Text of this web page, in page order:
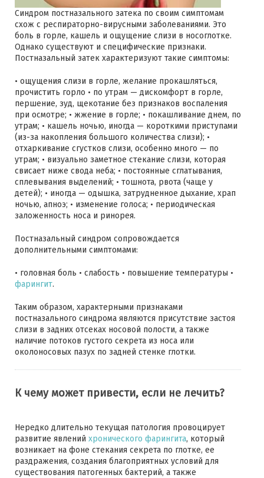
Синдром постназального затека по своим симптомам
схож с респираторно-вирусными заболеваниями. Это
боль в горле, кашель и ощущение слизи в носоглотке.
Однако существуют и специфические признаки.
Постназальный затек характеризуют такие симптомы:
• ощущения слизи в горле, желание прокашляться,
прочистить горло • по утрам — дискомфорт в горле,
першение, зуд, щекотание без признаков воспаления
при осмотре; • жжение в горле; • покашливание днем, по
утрам; • кашель ночью, иногда — короткими приступами
(из-за накопления большого количества слизи); •
отхаркивание сгустков слизи, особенно много — по
утрам; • визуально заметное стекание слизи, которая
свисает ниже свода неба; • постоянные сглатывания,
сплевывания выделений; • тошнота, рвота (чаще у
детей); • иногда — одышка, затрудненное дыхание, храп
ночью, апноэ; • изменение голоса; • периодическая
заложенность носа и ринорея.
Постназальный синдром сопровождается
дополнительными симптомами:
• головная боль • слабость • повышение температуры •
фарингит.
Таким образом, характерными признаками
постназального синдрома являются присутствие застоя
слизи в задних отсеках носовой полости, а также
наличие потоков густого секрета из носа или
околоносовых пазух по задней стенке глотки.
К чему может привести, если не лечить?
Нередко длительно текущая патология провоцирует
развитие явлений хронического фарингита, который
возникает на фоне стекания секрета по глотке, ее
раздражения, создания благоприятных условий для
существования патогенных бактерий, а также